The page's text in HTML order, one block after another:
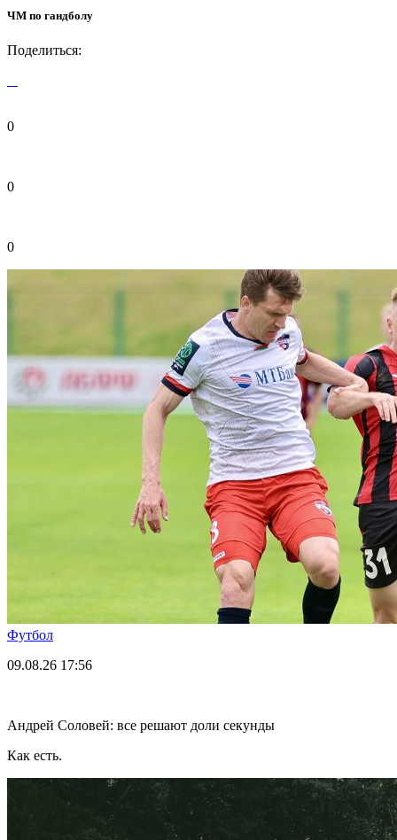
ЧМ по гандболу
Поделиться:
0
0
0
Футбол
09.08.26 17:56
Андрей Соловей: все решают доли секунды
Как есть.